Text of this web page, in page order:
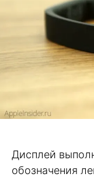
Дисплей
обозначения